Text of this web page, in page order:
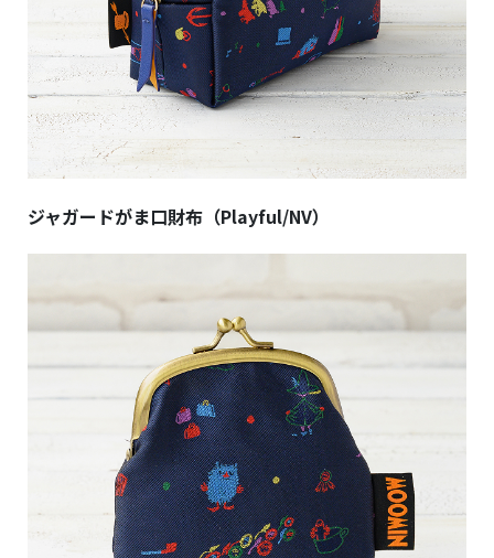
ジャガードがま口財布（Playful/NV）